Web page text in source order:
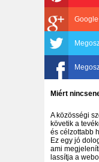
Miért
A közösségi
követik a
és célzottabb
Ez egy jó
ami
lassítja a